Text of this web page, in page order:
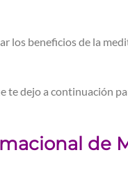
los beneficios de la
te dejo a continuación
de